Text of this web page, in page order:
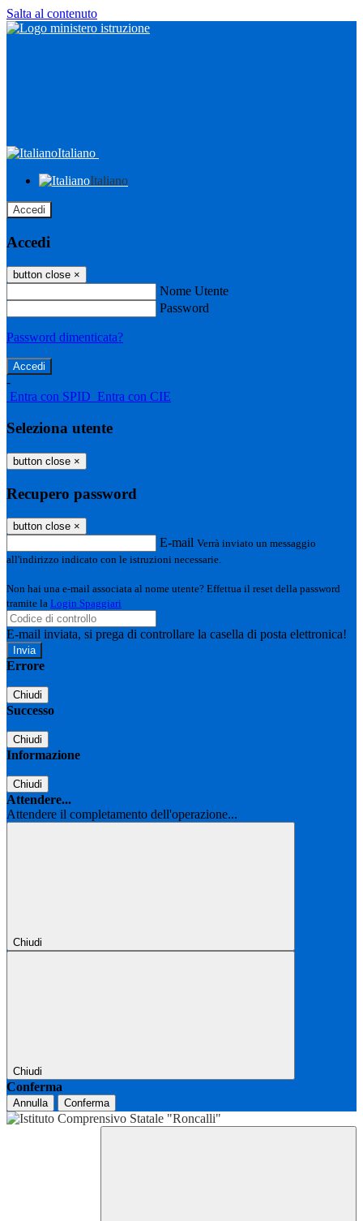
Salta al contenuto
Italiano
Italiano
Accedi
Accedi
button close ×
Nome Utente
Password
Password dimenticata?
-
Entra con SPID Entra con CIE
Seleziona utente
button close ×
Recupero password
button close ×
E-mail Verrà inviato un messaggio
all'indirizzo indicato con le istruzioni necessarie.
Non hai una e-mail associata al nome utente? Effettua il reset della password
tramite la Login Spaggiari
E-mail inviata, si prega di controllare la casella di posta elettronica!
Errore
Chiudi
Successo
Chiudi
Informazione
Chiudi
Attendere...
Attendere il completamento dell'operazione...
Chiudi
Chiudi
Conferma
Annulla Conferma